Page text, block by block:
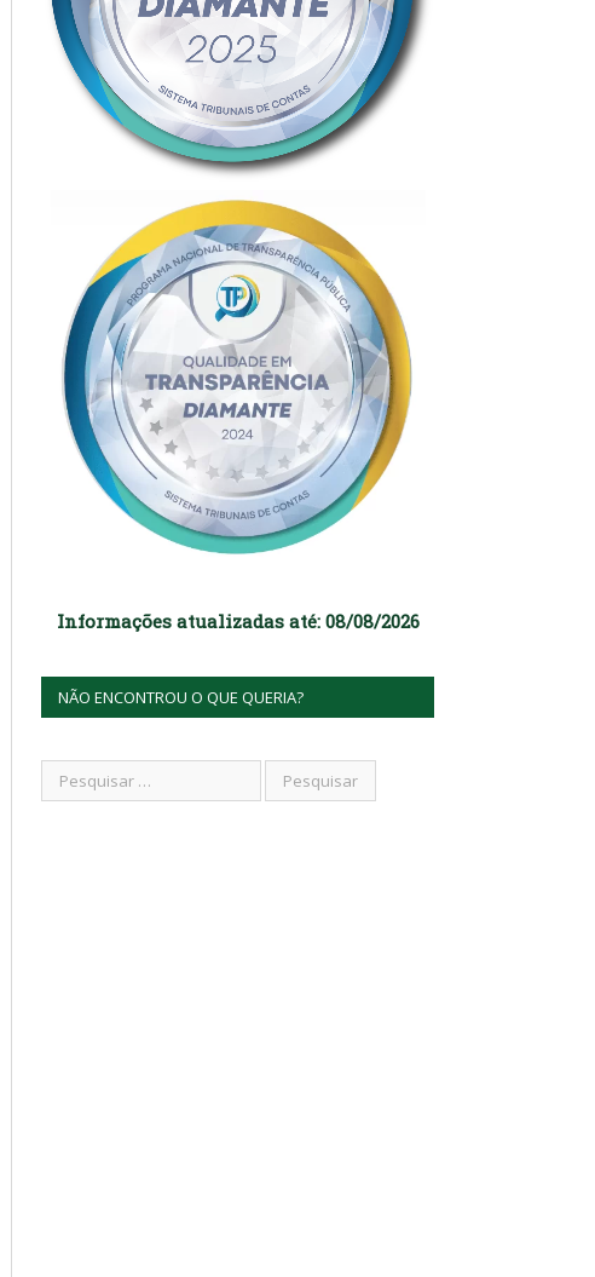
Informações atualizadas até: 08/08/2026
NÃO ENCONTROU O QUE QUERIA?